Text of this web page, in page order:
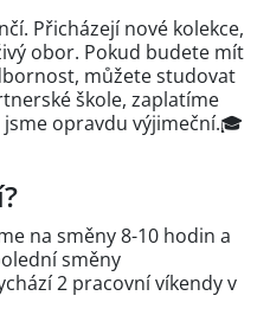
Přicházejí nové kolekce,
obor. Pokud budete mít
můžete studovat
škole, zaplatíme
opravdu výjimeční.🎓
na směny 8-10 hodin a
směny
2 pracovní víkendy v